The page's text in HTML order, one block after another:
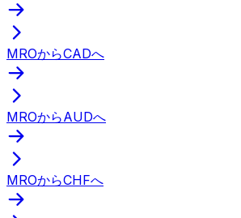
MROからCADへ
MROからAUDへ
MROからCHFへ